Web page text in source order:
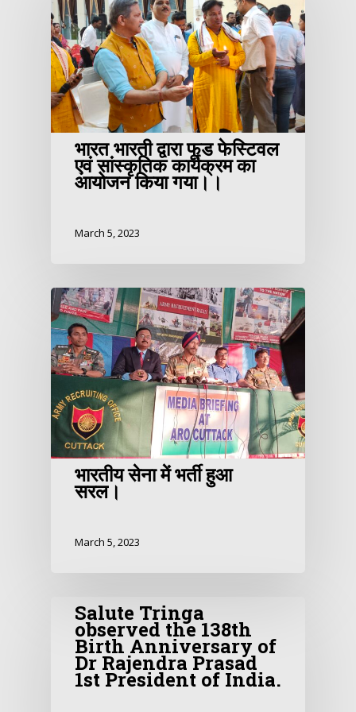
भारत भारती द्वारा फूड फेस्टिवल
एवं सांस्कृतिक कार्यक्रम का
आयोजन किया गया।।
March 5, 2023
भारतीय सेना में भर्ती हुआ
सरल।
March 5, 2023
Salute Tringa
observed the 138th
Birth Anniversary of
Dr Rajendra Prasad
1st President of India.